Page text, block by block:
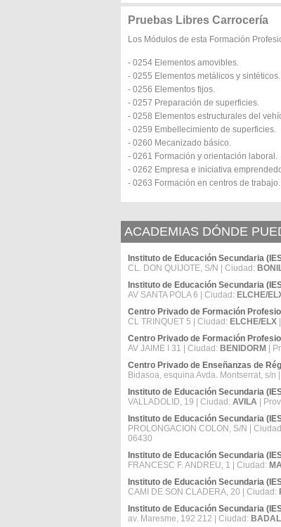
Pruebas Libres Carrocería
Los Módulos de esta Formación
- 0254 Elementos amovibles.
- 0255 Elementos metálicos y sintéticos.
- 0256 Elementos fijos.
- 0257 Preparación de superficies.
- 0258 Elementos estructurales del
- 0259 Embellecimiento de superficies.
- 0260 Mecanizado básico.
- 0261 Formación y orientación laboral.
- 0262 Empresa e iniciativa
- 0263 Formación en centros de trabajo.
ACADEMIAS DÓNDE
Instituto de Educación Secundaria
CL. DON QUIJOTE, S/N | Ciudad:
Instituto de Educación Secundaria
AV SANTA POLA 6 | Ciudad: ELCHE/
Centro Privado de Formación
CL TRINQUET 5 | Ciudad: ELCHE/ELX
Centro Privado de Formación
AV JAIME I 31 | Ciudad: BENIDORM |
Centro Privado de Enseñanzas de
Bidasoa, esquina Avda. Montserrat, s/n
Instituto de Educación Secundaria
VALLADOLID, 19 | Ciudad: AVILA |
Instituto de Educación Secundaria
PROLONGACION COLON, S/N |
06430
Instituto de Educación Secundaria
FRANCESC F. ANDREU, 1 | Ciudad:
Instituto de Educación Secundaria
CAMI DE SON CLADERA, 20 | Ciudad:
Instituto de Educación Secundaria
av. Maresme, 192 212 | Ciudad: